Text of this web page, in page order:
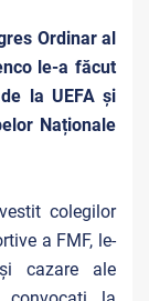
Ordinar al
le-a făcut
la UEFA și
Naționale
colegilor
a FMF, le-
cazare ale